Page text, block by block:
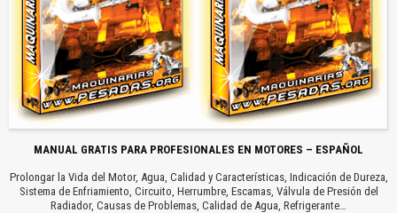
MANUAL GRATIS PARA PROFESIONALES EN MOTORES – ESPAÑOL
Prolongar la Vida del Motor, Agua, Calidad y Características, Indicación de Dureza,
Sistema de Enfriamiento, Circuito, Herrumbre, Escamas, Válvula de Presión del
Radiador, Causas de Problemas, Calidad de Agua, Refrigerante…